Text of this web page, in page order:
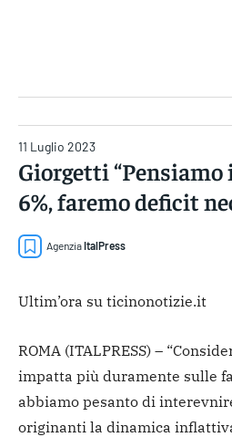
11 Luglio 2023
Giorgetti
6%, faremo deficit
AgenziaItalPress
Ultim’ora su ticinonotizie.it
ROMA (ITALPRESS) –
impatta più duramente sulle
abbiamo pesanto di
originanti la dinamica